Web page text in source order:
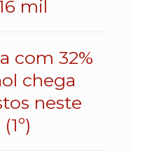
mil
com 32%
chega
neste